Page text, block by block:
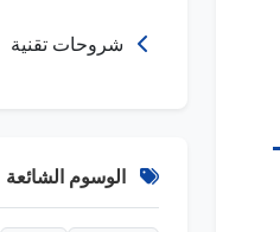
شروحات تقنية
الوسوم الشائعة